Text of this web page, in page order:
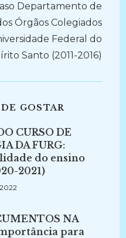
Departamento de
Órgãos Colegiados
Federal do
Santo (2011-2016)
GOSTAR
CURSO DE
DA FURG:
do ensino
2021)
NA
para